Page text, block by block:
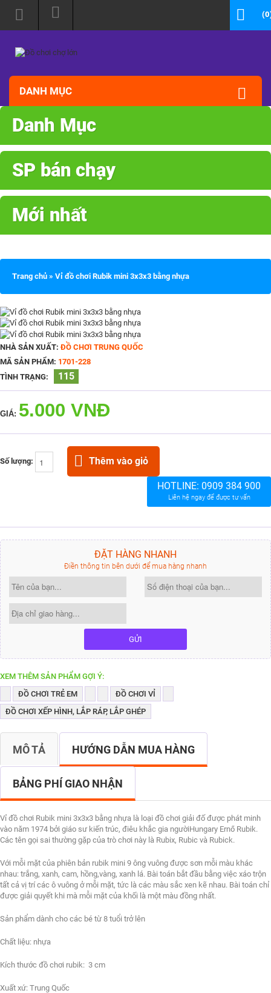
DANH MỤC
Danh Mục
SP bán chạy
Mới nhất
Trang chủ » Vỉ đồ chơi Rubik mini 3x3x3 bằng nhựa
NHÀ SẢN XUẤT: ĐỒ CHƠI TRUNG QUỐC
MÃ SẢN PHẨM: 1701-228
TÌNH TRẠNG:
115
GIÁ: 5.000 VNĐ
Số lượng: Thêm vào giỏ
HOTLINE: 0909 384 900
Liên hệ ngay để được tư vấn
ĐẶT HÀNG NHANH
Điền thông tin bên dưới để mua hàng nhanh
GỬI
XEM THÊM SẢN PHẨM GỢI Ý:
ĐỒ CHƠI TRẺ EM
ĐỒ CHƠI VỈ
ĐỒ CHƠI XẾP HÌNH, LẮP RÁP, LẮP GHÉP
MÔ TẢ HƯỚNG DẪN MUA HÀNG
BẢNG PHÍ GIAO NHẬN
Vỉ đồ chơi Rubik mini 3x3x3 bằng nhựa là loại đồ chơi giải đố được phát minh
vào năm 1974 bởi giáo sư kiến trúc, điêu khắc gia ngườiHungary Ernő Rubik.
Các tên gọi sai thường gặp của trò chơi này là Rubix, Rubic và Rubick.
Với mỗi mặt của phiên bản rubik mini 9 ông vuông được sơn mỗi màu khác
nhau: trắng, xanh, cam, hồng,vàng, xanh lá. Bài toán bắt đầu bằng việc xáo trộn
tất cả vị trí các ô vuông ở mỗi mặt, tức là các màu sắc xen kẽ nhau. Bài toán chỉ
được giải quyết khi mà mỗi mặt của khối là một màu đồng nhất.
Sản phẩm dành cho các bé từ 8 tuổi trở lên
Chất liệu: nhựa
Kích thước đồ chơi rubik: 3 cm
Xuất xứ: Trung Quốc